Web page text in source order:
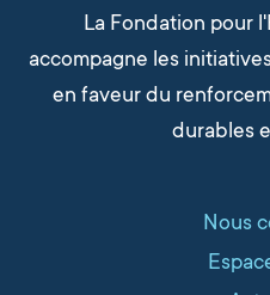
La Fondation pour
accompagne les
en faveur du
durables
Nous